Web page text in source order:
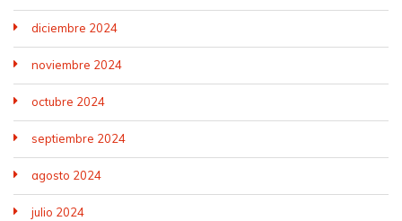
diciembre 2024
noviembre 2024
octubre 2024
septiembre 2024
agosto 2024
julio 2024